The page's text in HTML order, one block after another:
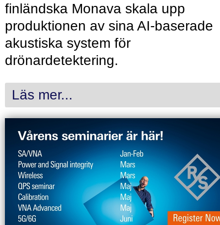
finländska Monava skala upp
produktionen av sina AI-baserade
akustiska system för
drönardetektering.
Läs mer...